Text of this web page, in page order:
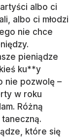
albo ci
albo ci młodzi
nie chce
pieniądze
ku**y
nie pozwolę –
w roku
Różną
które się